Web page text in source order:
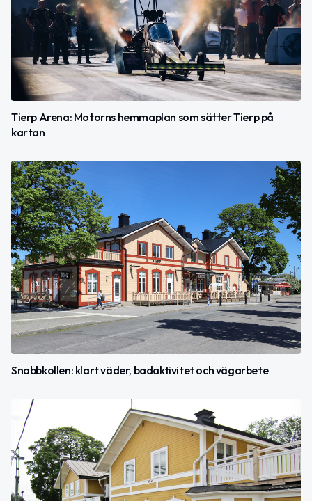
Tierp Arena: Motorns hemmaplan som sätter Tierp på
kartan
Snabbkollen: klart väder, badaktivitet och vägarbete